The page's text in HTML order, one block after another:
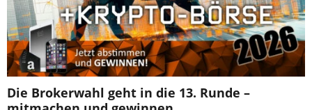
Die Brokerwahl geht in die 13. Runde –